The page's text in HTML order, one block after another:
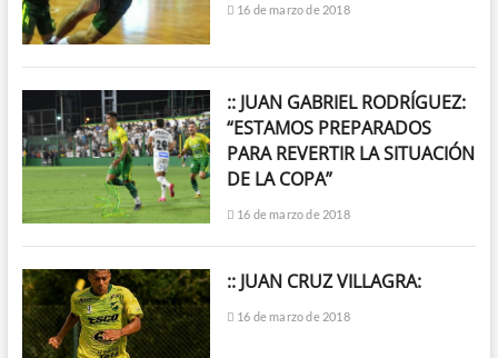
16 de marzo de 2018
:: JUAN GABRIEL RODRÍGUEZ:
“ESTAMOS PREPARADOS
PARA REVERTIR LA SITUACIÓN
DE LA COPA”
16 de marzo de 2018
:: JUAN CRUZ VILLAGRA:
16 de marzo de 2018